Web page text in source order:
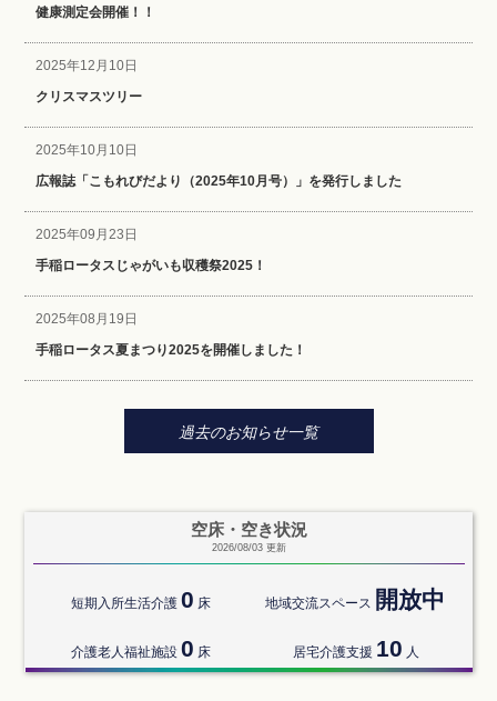
健康測定会開催！！
2025年12月10日
クリスマスツリー
2025年10月10日
広報誌「こもれびだより（2025年10月号）」を発行しました
2025年09月23日
手稲ロータスじゃがいも収穫祭2025！
2025年08月19日
手稲ロータス夏まつり2025を開催しました！
過去のお知らせ一覧
空床・空き状況
2026/08/03 更新
短期入所生活介護 0 床 地域交流スペース 開放中
介護老人福祉施設 0 床 居宅介護支援 10 人